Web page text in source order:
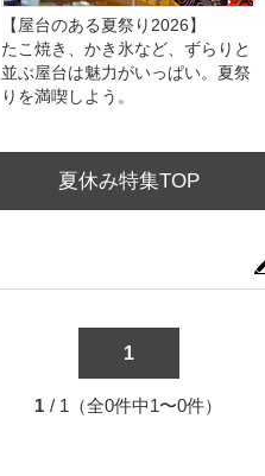
【屋台のある夏祭り2026】
たこ焼き、かき氷など、ずらりと
並ぶ屋台は魅力がいっぱい。夏祭
りを満喫しよう。
夏休み特集TOP
1
1 / 1（全0件中1〜0件）